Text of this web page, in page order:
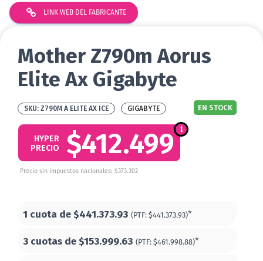
LINK WEB DEL FABRICANTE
Mother Z790m Aorus
Elite Ax Gigabyte
Z790M A ELITE AX ICE EN STOCK
GIGABYTE
$412.499
HYPER
PRECIO
Precio sin impuestos nacionales: $373.302
1 cuota de$441.373.93 (PTF: $441.373.93)*
3 cuotas de$153.999.63 (PTF: $461.998.88)*